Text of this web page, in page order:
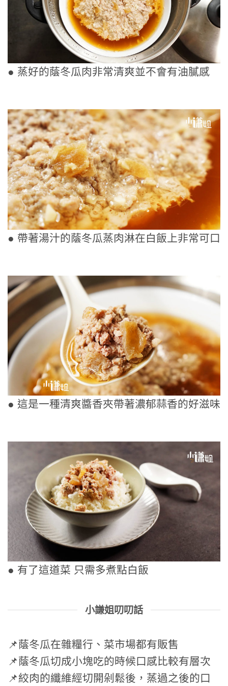
● 蒸好的蔭冬瓜肉非常清爽並不會有油膩感
● 帶著湯汁的蔭冬瓜蒸肉淋在白飯上非常可口
● 這是一種清爽醬香夾帶著濃郁蒜香的好滋味
● 有了這道菜 只需多煮點白飯
小謙姐叨叨話
📌蔭冬瓜在雜糧行、菜市場都有販售
📌蔭冬瓜切成小塊吃的時候口感比較有層次
📌絞肉的纖維經切開剁鬆後，蒸過之後的口